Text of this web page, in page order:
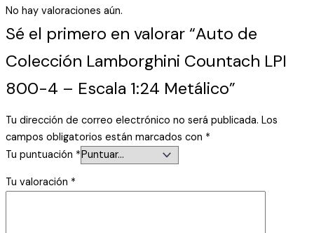
No hay valoraciones aún.
Sé el primero en valorar “Auto de
Colección Lamborghini Countach LPI
800-4 – Escala 1:24 Metálico”
Tu dirección de correo electrónico no será publicada. Los
campos obligatorios están marcados con *
Tu puntuación *
Tu valoración *